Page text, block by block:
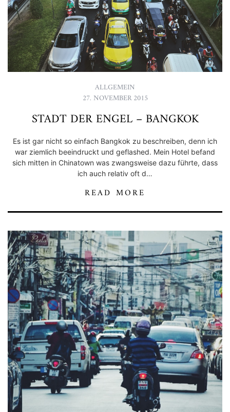
ALLGEMEIN
27. NOVEMBER 2015
STADT DER ENGEL – BANGKOK
Es ist gar nicht so einfach Bangkok zu beschreiben, denn ich
war ziemlich beeindruckt und geflashed. Mein Hotel befand
sich mitten in Chinatown was zwangsweise dazu führte, dass
ich auch relativ oft d…
READ MORE